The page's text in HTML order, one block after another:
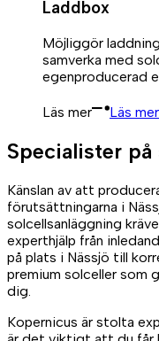
Laddbox
Möjliggör
samverka med
egenproducerad
Läs mer Läs
Specialister på
Känslan av att
förutsättningarna i
solcellsanläggning
experthjälp från
på plats i Nässjö till
premium solceller som
dig.
Kopernicus är stolta